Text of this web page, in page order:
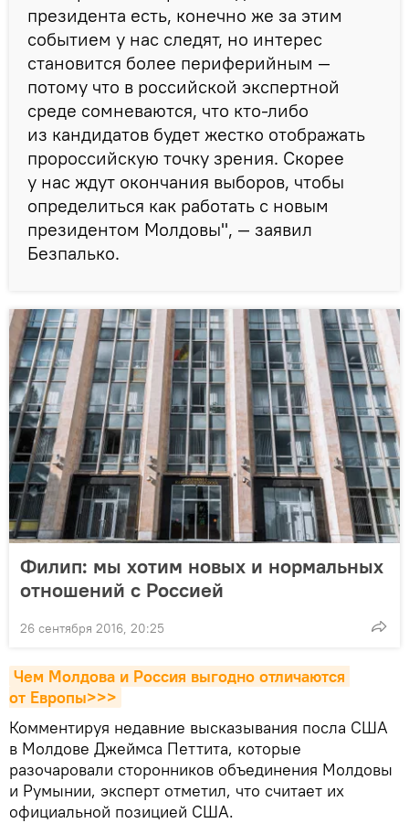
президента есть, конечно же за этим
событием у нас следят, но интерес
становится более периферийным —
потому что в российской экспертной
среде сомневаются, что кто-либо
из кандидатов будет жестко отображать
пророссийскую точку зрения. Скорее
у нас ждут окончания выборов, чтобы
определиться как работать с новым
президентом Молдовы", — заявил
Безпалько.
Филип: мы хотим новых и нормальных
отношений с Россией
26 сентября 2016, 20:25
Чем Молдова и Россия выгодно отличаются
от Европы>>>
Комментируя недавние высказывания посла США
в Молдове Джеймса Петтита, которые
разочаровали сторонников объединения Молдовы
и Румынии, эксперт отметил, что считает их
официальной позицией США.